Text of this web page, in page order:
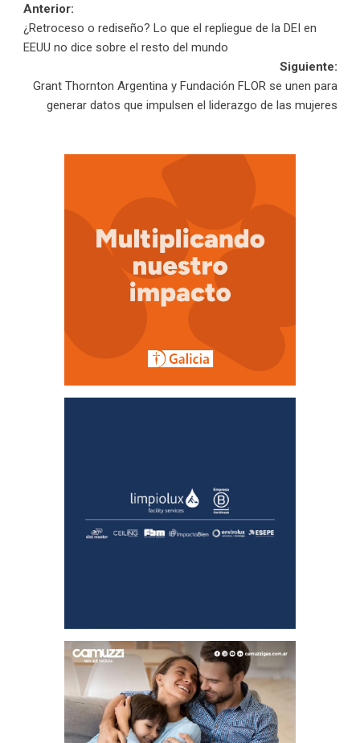
Navegación
de
entradas
Anterior:
¿Retroceso o rediseño? Lo que el repliegue de la DEI en
EEUU no dice sobre el resto del mundo
Siguiente:
Grant Thornton Argentina y Fundación FLOR se unen para
generar datos que impulsen el liderazgo de las mujeres